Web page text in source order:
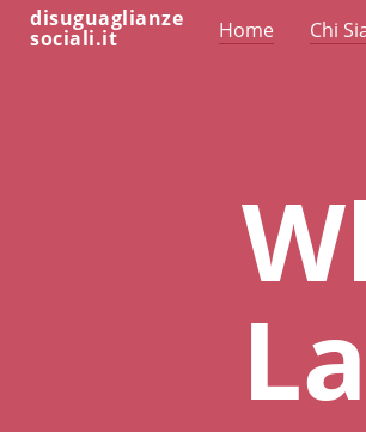
disuguaglianze
sociali.it Home Chi